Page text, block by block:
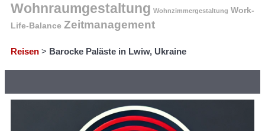
Wohnraumgestaltung Wohnzimmergestaltung Work-
Life-Balance Zeitmanagement
Reisen > Barocke Paläste in Lwiw, Ukraine